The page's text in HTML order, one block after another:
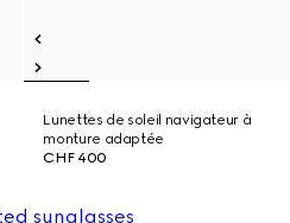
Lunettes de soleil navigateur à
monture adaptée
CHF 400